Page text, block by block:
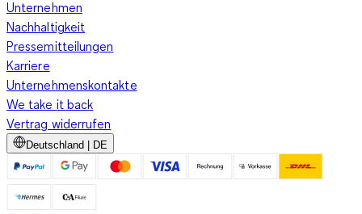
Unternehmen
Nachhaltigkeit
Pressemitteilungen
Karriere
Unternehmenskontakte
We take it back
Vertrag widerrufen
Deutschland | DE